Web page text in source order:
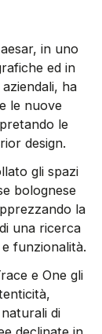
in uno
ed in
ha
le nuove
le
design.
gli spazi
bolognese
la
una ricerca
funzionalità.
e One gli
di